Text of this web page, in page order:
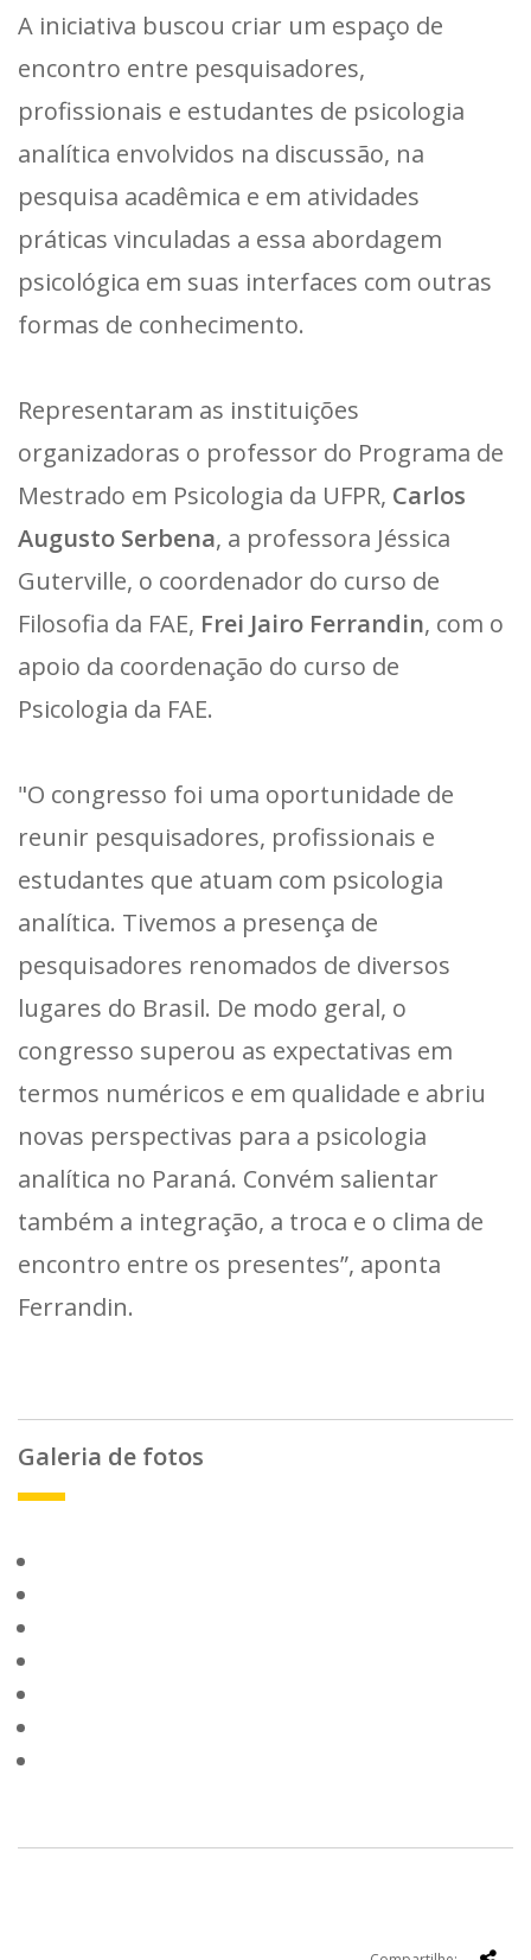
A iniciativa buscou criar um espaço de
encontro entre pesquisadores,
profissionais e estudantes de psicologia
analítica envolvidos na discussão, na
pesquisa acadêmica e em atividades
práticas vinculadas a essa abordagem
psicológica em suas interfaces com outras
formas de conhecimento.
Representaram as instituições
organizadoras o professor do Programa de
Mestrado em Psicologia da UFPR, Carlos
Augusto Serbena, a professora Jéssica
Guterville, o coordenador do curso de
Filosofia da FAE, Frei Jairo Ferrandin, com o
apoio da coordenação do curso de
Psicologia da FAE.
"O congresso foi uma oportunidade de
reunir pesquisadores, profissionais e
estudantes que atuam com psicologia
analítica. Tivemos a presença de
pesquisadores renomados de diversos
lugares do Brasil. De modo geral, o
congresso superou as expectativas em
termos numéricos e em qualidade e abriu
novas perspectivas para a psicologia
analítica no Paraná. Convém salientar
também a integração, a troca e o clima de
encontro entre os presentes”, aponta
Ferrandin.
Galeria de fotos